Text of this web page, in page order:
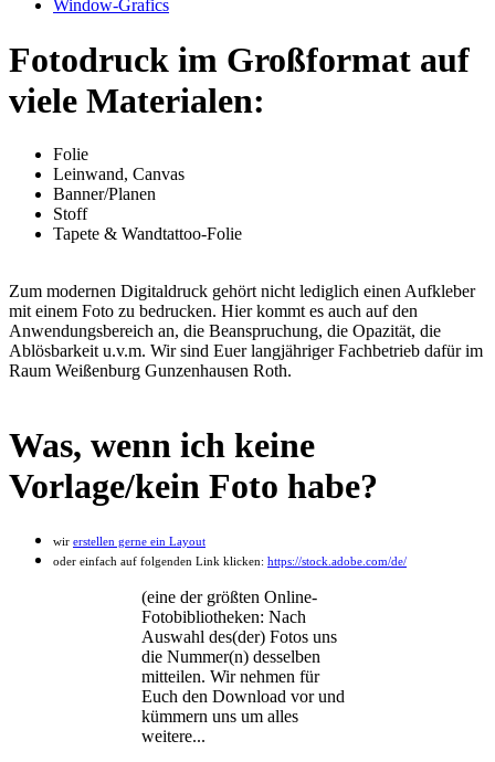
Window-Grafics
Fotodruck im Großformat auf
viele Materialen:
Folie
Leinwand, Canvas
Banner/Planen
Stoff
Tapete & Wandtattoo-Folie
Zum modernen Digitaldruck gehört nicht lediglich einen Aufkleber
mit einem Foto zu bedrucken. Hier kommt es auch auf den
Anwendungsbereich an, die Beanspruchung, die Opazität, die
Ablösbarkeit u.v.m. Wir sind Euer langjähriger Fachbetrieb dafür im
Raum Weißenburg Gunzenhausen Roth.
Was, wenn ich keine
Vorlage/kein Foto habe?
wir erstellen gerne ein Layout
oder einfach auf folgenden Link klicken: https://stock.adobe.com/de/
(eine der größten Online-
Fotobibliotheken: Nach
Auswahl des(der) Fotos uns
die Nummer(n) desselben
mitteilen. Wir nehmen für
Euch den Download vor und
kümmern uns um alles
weitere...